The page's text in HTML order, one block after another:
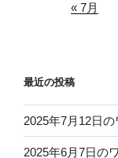
« 7月
最近の投稿
2025年7月12日
2025年6月7日の